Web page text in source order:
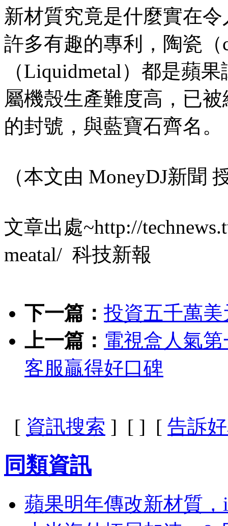
新材質究竟是什麼實在
許多有趣的專利，陶瓷（
（Liquidmetal）都是蘋
屬機殼生產難度高，已
的封號，與藍寶石齊名。
（本文由 MoneyDJ新聞
文章出處~http://
meatal/ 科技新報
下一篇： 投資五千萬
上一篇： 電視盒人氣
客服贏得好口碑
[ 資訊搜索 ] [ ] [ 告訴
同類資訊
蘋果明年傳改新材質，